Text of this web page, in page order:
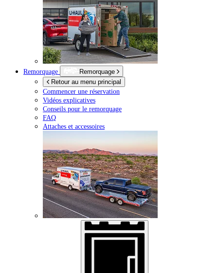
Remorquage
Remorquage
Retour au menu principal
Commencer une réservation
Vidéos explicatives
Conseils pour le remorquage
FAQ
Attaches et accessoires